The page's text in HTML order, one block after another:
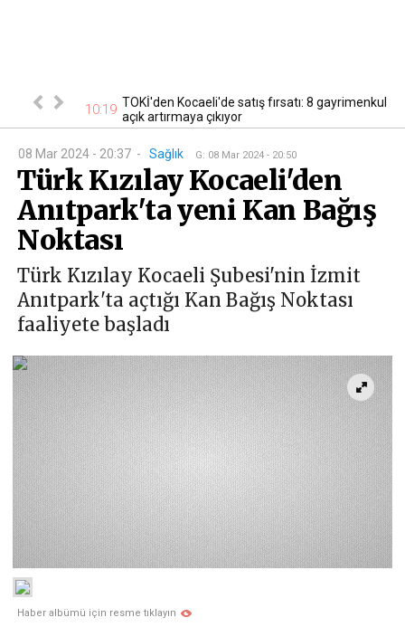
Başvurular 10:19 TOKİ'den Kocaeli'de satış fırsatı: 8 gayrimenkul
açık artırmaya çıkıyor
08 Mar 2024 - 20:37 - Sağlık G: 08 Mar 2024 - 20:50
Türk Kızılay Kocaeli'den
Anıtpark'ta yeni Kan Bağış
Noktası
Türk Kızılay Kocaeli Şubesi'nin İzmit
Anıtpark'ta açtığı Kan Bağış Noktası
faaliyete başladı
Haber albümü için resme tıklayın